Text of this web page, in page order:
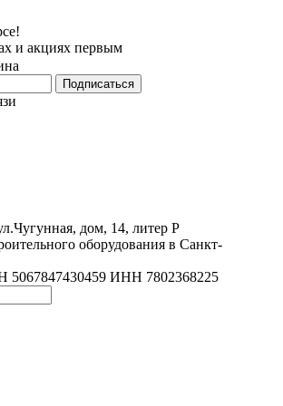
и акциях первым
дом, 14, литер Р
оборудования в Санкт-
ИНН 7802368225